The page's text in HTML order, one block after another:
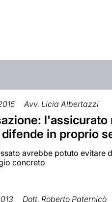
Avv. Licia Albertazzi
in proprio
avrebbe potuto evitare
concreto
Dott. Roberto Paternicò